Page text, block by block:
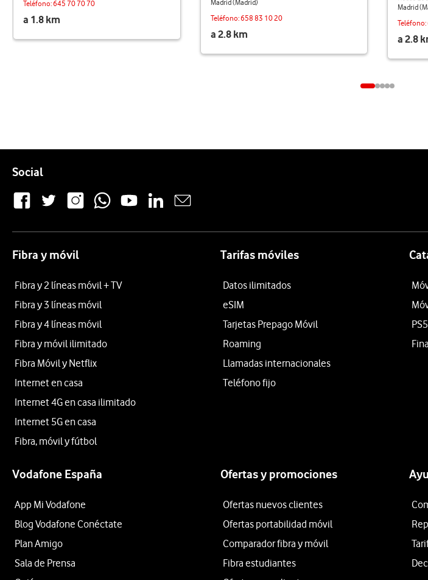
Teléfono:645 70 70 70
a 1.8 km
Madrid (Madrid)
Teléfono:658 83 10 20
a 2.8 km
Madrid
Teléfono:
a 2.8
SocialEnlaces a las redes sociales de Vodafone
Fibra y móvil
Fibra y 2 líneas móvil + TV
Fibra y 3 líneas móvil
Fibra y 4 líneas móvil
Fibra y móvil ilimitado
Fibra Móvil y Netflix
Internet en casa
Internet 4G en casa ilimitado
Internet 5G en casa
Fibra, móvil y fútbol
Tarifas móviles
Datos ilimitados
eSIM
Tarjetas Prepago Móvil
Roaming
Llamadas internacionales
Teléfono fijo
Vodafone España
App Mi Vodafone
Blog Vodafone Conéctate
Plan Amigo
Sala de Prensa
Ofertas y promociones
Ofertas nuevos clientes
Ofertas portabilidad móvil
Comparador fibra y móvil
Fibra estudiantes